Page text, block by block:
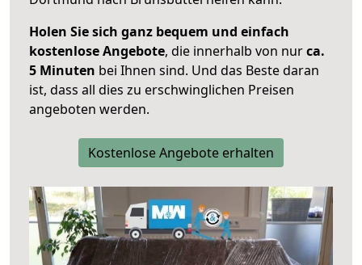
Holen Sie sich ganz bequem und einfach
kostenlose Angebote, die innerhalb von nurca.
5 Minuten bei Ihnen sind. Und das Beste daran
ist, dass all dies zu erschwinglichen Preisen
angeboten werden.
Kostenlose Angebote erhalten